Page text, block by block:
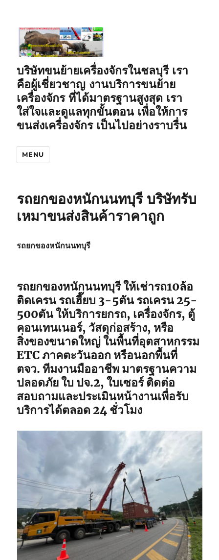
บริษัทขนย้ายเครื่องจักรในชลบุรี เรา
คือผู้เชี่ยวชาญ งานบริการขนย้าย
เครื่องจักร ที่ได้มาตรฐานสูงสุด เรา
ใส่ใจและดูแลทุกขั้นตอน เพื่อให้การ
ขนส่งเครื่องจักร เป็นไปอย่างราบรื่น
MENU
รถยกของหนักนนทบุรี บริษัทรับ
เหมาขนส่งสินค้าราคาถูก
รถยกของหนักนนทบุรี
รถยกของหนักนนทบุรี ให้เช่ารถ10ล้อ
ติดเครน รถเฮี๊ยบ 3-5ตัน รถเครน 25-
500ตัน ให้บริการยกรถ, เครื่องจักร, ตู้
คอนเทนเนอร์, วัสดุก่อสร้าง, หรือ
สิ่งของขนาดใหญ่ ในพื้นที่อุตสาหกรรม
ETC ภาคตะวันออก หรือนอกพื้นที่
ตจว. ทีมงานมืออาชีพ มาตรฐานความ
ปลอดภัย ใบ ปจ.2, ใบเซอร์ ติดต่อ
สอบถามและประเมินหน้างานเพื่อรับ
บริการได้ตลอด 24 ชั่วโมง